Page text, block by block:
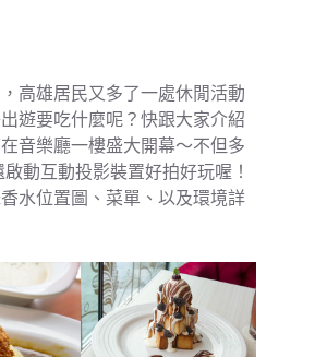
高雄居民又多了一處休閒活動
遊要吃什麼呢？快跟大家介紹
音樂廳一樓盛大開幕～不但多
動互動投影裝置好拍好玩喔！
水位置圖、菜單、以及環境詳